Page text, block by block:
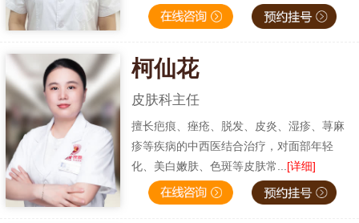
柯仙花
皮肤科主任
擅长疤痕、痤疮、脱发、皮炎、湿疹、荨麻
疹等疾病的中西医结合治疗，对面部年轻
化、美白嫩肤、色斑等皮肤常... [详细]